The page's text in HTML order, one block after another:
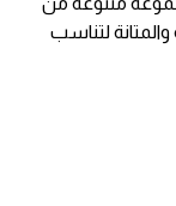
والمتانة لتناسب